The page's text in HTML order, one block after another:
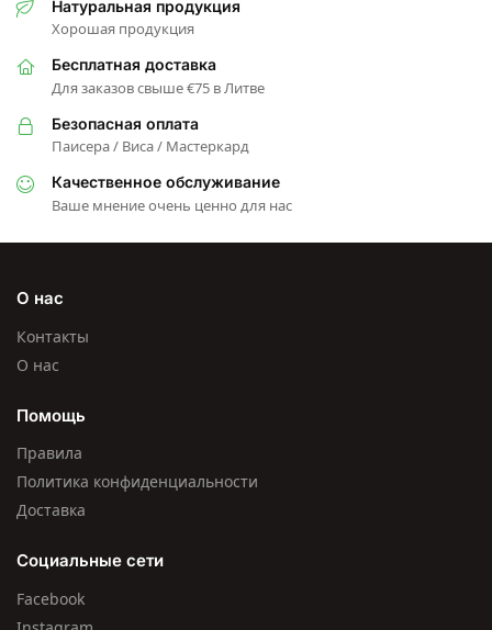
Натуральная продукция
Хорошая продукция
Бесплатная доставка
Для заказов свыше €75 в Литве
Безопасная оплата
Паисера / Виса / Мастеркард
Качественное обслуживание
Ваше мнение очень ценно для нас
О нас
Контакты
О нас
Помощь
Правила
Политика конфиденциальности
Доставка
Социальные сети
Facebook